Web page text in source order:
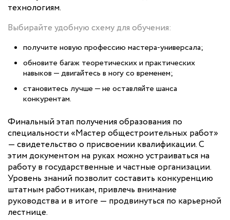
технологиям.
Выбирайте удобную схему для обучения:
получите новую профессию мастера-универсала;
обновите багаж теоретических и практических
навыков — двигайтесь в ногу со временем;
становитесь лучше — не оставляйте шанса
конкурентам.
Финальный этап получения образования по
специальности «Мастер общестроительных работ»
— свидетельство о присвоении квалификации. С
этим документом на руках можно устраиваться на
работу в государственные и частные организации.
Уровень знаний позволит составить конкуренцию
штатным работникам, привлечь внимание
руководства и в итоге — продвинуться по карьерной
лестнице.